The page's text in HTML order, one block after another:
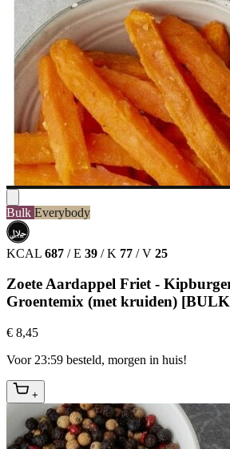
Bulk Everybody
حلال
HALAL
KCAL 687 / E 39 / K 77 / V 25
Zoete Aardappel Friet -
Groentemix (met kruiden)
€ 8,45
Voor 23:59 besteld, morgen in huis!
+